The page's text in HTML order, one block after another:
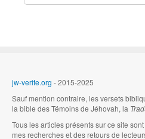
jw-verite.org - 2015-2025
Sauf mention contraire, les versets
la bible des Témoins de Jéhovah, la
Tous les articles présents sur ce site
mes recherches et des retours de